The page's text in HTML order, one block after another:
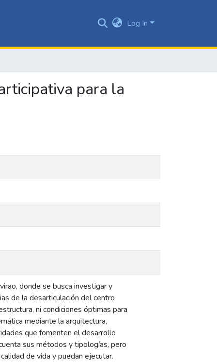
Log In
para la
donde se busca investigar y
de la desarticulación del centro
ni condiciones óptimas para
mediante la arquitectura,
que fomenten el desarrollo
sus métodos y tipologías, pero
de vida y puedan ejecutar.